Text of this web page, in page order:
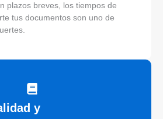
plazos breves, los tiempos de
tus documentos son uno de
y